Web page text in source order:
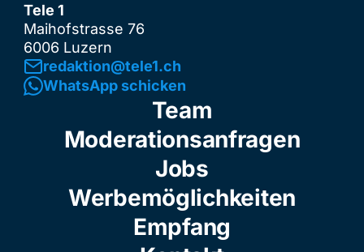
Tele 1
Maihofstrasse 76
6006 Luzern
redaktion@tele1.ch
WhatsApp schicken
Team
Moderationsanfragen
Jobs
Werbemöglichkeiten
Empfang